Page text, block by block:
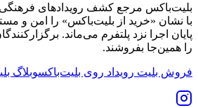
بلیت‌باکس مرجع کشف رویدادهای فرهنگی
با نشان «خرید از بلیت‌باکس» را امن و
پایان اجرا نزد پلتفرم می‌ماند.
را همین‌جا بفروشند.
فروش بلیت رویداد روی بلیت‌باکسوبلاگ